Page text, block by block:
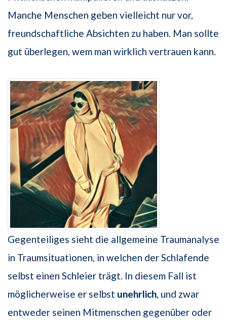
Manche Menschen geben vielleicht nur vor,
freundschaftliche Absichten zu haben. Man sollte
gut überlegen, wem man wirklich vertrauen kann.
Gegenteiliges sieht die allgemeine Traumanalyse
in Traumsituationen, in welchen der Schlafende
selbst einen Schleier trägt. In diesem Fall ist
möglicherweise er selbst unehrlich, und zwar
entweder seinen Mitmenschen gegenüber oder